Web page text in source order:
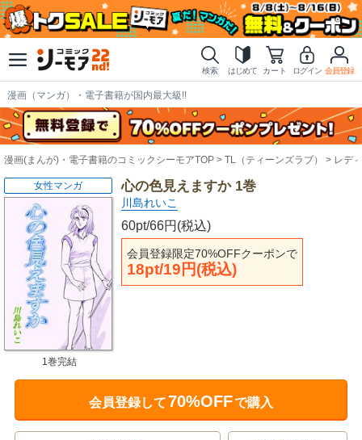
検索 はじめて カート ログイン 会員登録
漫画（マンガ）・電子書籍が国内最大級!!
漫画(まんが)・電子書籍のコミックシーモアTOP TL（ティーンズラブ） レデ
心の色見えますか 1巻
川島れいこ
60pt/66円(税込)
会員登録限定70%OFFクーポンで
18pt/19円(税込)
女性マンガ
1巻完結
会員登録して70%OFFで購入